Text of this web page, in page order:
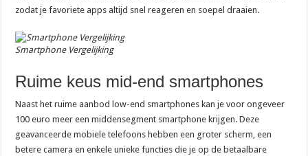
zodat je favoriete apps altijd snel reageren en soepel draaien.
Smartphone Vergelijking
Ruime keus mid-end smartphones
Naast het ruime aanbod low-end smartphones kan je voor ongeveer
100 euro meer een middensegment smartphone krijgen. Deze
geavanceerde mobiele telefoons hebben een groter scherm, een
betere camera en enkele unieke functies die je op de betaalbare